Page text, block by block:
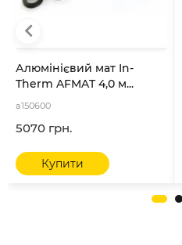
Алюмінієвий мат In-
Therm AFMAT 4,0 м...
a150600
5070 грн.
Купити